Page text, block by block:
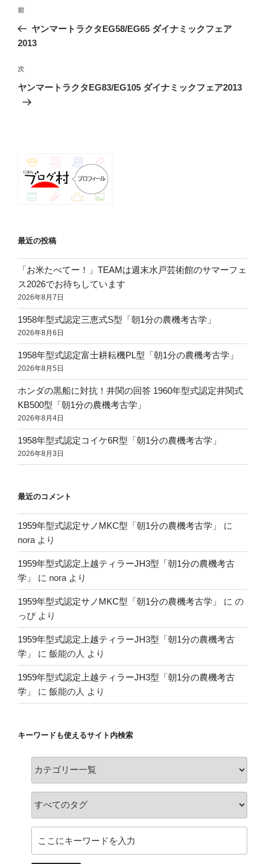
投
ナ
ゲ
ー
シ
前
の
投
前
ヤンマートラクタEG58/EG65 ダイナミックフェア
2013
次
の
次
ヤンマートラクタEG83/EG105 ダイナミックフェア2013
最近の投稿
「お米たべてー！」TEAMは週末水戸芸術館のサマーフェ
ス2026でお待ちしています
2026年8月7日
1958年型式認定三恵式S型「朝1分の農機考古学」
2026年8月6日
1958年型式認定富士耕耘機PL型「朝1分の農機考古学」
2026年8月5日
ホンダの黒船に対抗！井関の回答 1960年型式認定井関式
KB500型「朝1分の農機考古学」
2026年8月4日
1958年型式認定コイケ6R型「朝1分の農機考古学」
2026年8月3日
最近のコメント
1959年型式認定サノMKC型「朝1分の農機考古学」
に
nora より
1959年型式認定上越ティラーJH3型「朝1分の農機考古
学」
に nora より
1959年型式認定サノMKC型「朝1分の農機考古学」 に の
っぴより
1959年型式認定上越ティラーJH3型「朝1分の農機考古
学」
に 飯能の人 より
1959年型式認定上越ティラーJH3型「朝1分の農機考古
学」
に 飯能の人 より
キーワードも使えるサイト内検索